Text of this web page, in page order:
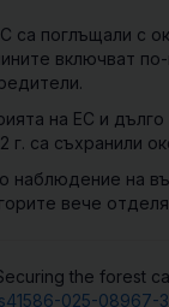
поглъщали с
включват
на ЕС и
са съхранили
на
вече
the forest
025-08967-3